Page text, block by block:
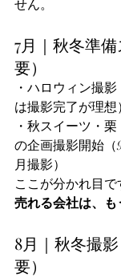
せん。
7月｜秋冬準
要）
・ハロウィン撮
は撮影完了が理想）
・秋スイーツ・
の企画撮影開始
月撮影）
ここが分かれ目で
売れる会社は、も
8月｜秋冬撮
要）